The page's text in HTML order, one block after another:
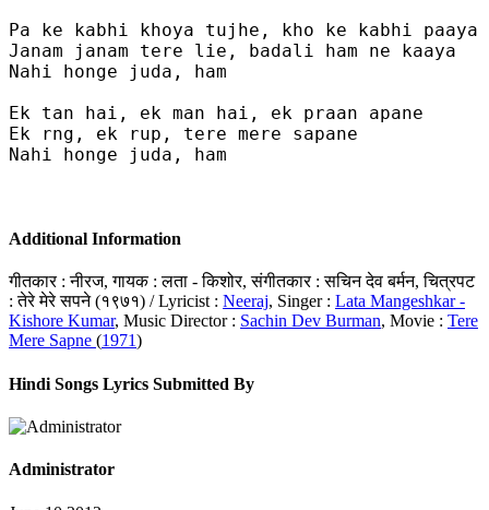
Pa ke kabhi khoya tujhe, kho ke kabhi paaya
Janam janam tere lie, badali ham ne kaaya
Nahi honge juda, ham
Ek tan hai, ek man hai, ek praan apane
Ek rng, ek rup, tere mere sapane
Nahi honge juda, ham
Additional Information
गीतकार : नीरज, गायक : लता - किशोर, संगीतकार : सचिन देव बर्मन, चित्रपट
: तेरे मेरे सपने (१९७१) / Lyricist : Neeraj, Singer : Lata Mangeshkar -
Kishore Kumar, Music Director : Sachin Dev Burman, Movie : Tere
Mere Sapne (1971)
Hindi Songs Lyrics Submitted By
Administrator